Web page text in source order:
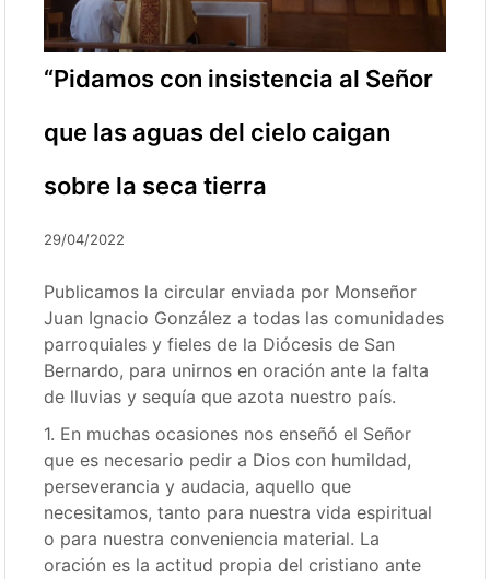
“Pidamos con insistencia al Señor
que las aguas del cielo caigan
sobre la seca tierra
29/04/2022
Publicamos la circular enviada por Monseñor
Juan Ignacio González a todas las comunidades
parroquiales y fieles de la Diócesis de San
Bernardo, para unirnos en oración ante la falta
de lluvias y sequía que azota nuestro país.
1. En muchas ocasiones nos enseñó el Señor
que es necesario pedir a Dios con humildad,
perseverancia y audacia, aquello que
necesitamos, tanto para nuestra vida espiritual
o para nuestra conveniencia material. La
oración es la actitud propia del cristiano ante